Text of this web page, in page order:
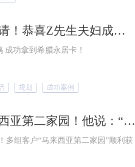
抢在涨价前成功申请！恭喜Z先生夫妇成功拿到希腊永居卡！
恭喜移民帮客户Z先生携配偶 成功拿到希腊永居卡！
规划 成功案例
多组家庭获批马来西亚第二家园！他说：“想给家人一个慢下来的家！”
多组客户“马来西亚第二家园”顺利获